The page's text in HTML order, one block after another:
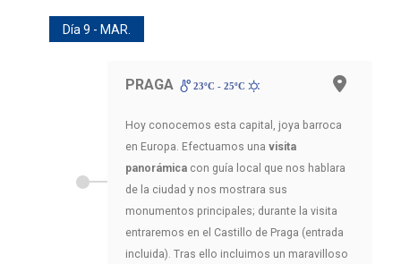
Día 9 - MAR.
PRAGA 23ºC - 25ºC
Hoy conocemos esta capital, joya barroca
en Europa. Efectuamos una visita
panorámica con guía local que nos hablara
de la ciudad y nos mostrara sus
monumentos principales; durante la visita
entraremos en el Castillo de Praga (entrada
incluida). Tras ello incluimos un maravilloso